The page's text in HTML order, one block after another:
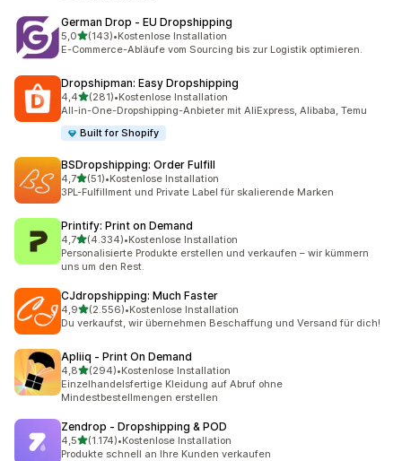
German Drop ‑ EU Dropshipping
5,0von 5 Sternen
(143)
143 Rezensionen insgesamt
•Kostenlose Installation
E-Commerce-Abläufe vom Sourcing bis zur Logistik optimieren.
Dropshipman: Easy Dropshipping
4,4von 5 Sternen
(281)
281 Rezensionen insgesamt
•Kostenlose Installation
All-in-One-Dropshipping-Anbieter mit AliExpress, Alibaba, Temu
Built for Shopify
BSDropshipping: Order Fulfill
4,7von 5 Sternen
(51)
51 Rezensionen insgesamt
•Kostenlose Installation
3PL-Fulfillment und Private Label für skalierende Marken
Printify: Print on Demand
4,7von 5 Sternen
(4.334)
4334 Rezensionen insgesamt
•Kostenlose Installation
Personalisierte Produkte erstellen und verkaufen – wir kümmern
uns um den Rest.
CJdropshipping: Much Faster
4,9von 5 Sternen
(2.556)
2556 Rezensionen insgesamt
•Kostenlose Installation
Du verkaufst, wir übernehmen Beschaffung und Versand für dich!
Apliiq ‑ Print On Demand
4,8von 5 Sternen
(294)
294 Rezensionen insgesamt
•Kostenlose Installation
Einzelhandelsfertige Kleidung auf Abruf ohne
Mindestbestellmengen erstellen
Zendrop ‑ Dropshipping & POD
4,5von 5 Sternen
(1.174)
1174 Rezensionen insgesamt
•Kostenlose Installation
Produkte schnell an Ihre Kunden verkaufen